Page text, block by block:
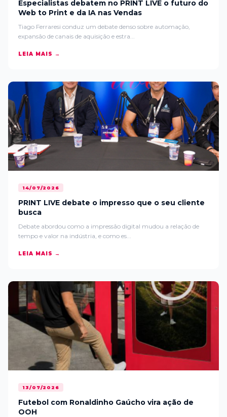
Especialistas debatem no PRINT LIVE o futuro do
Web to Print e da IA nas Vendas
Tiago Ferraresi conduz um debate denso sobre automação,
expansão de canais de aquisição e estra...
LEIA MAIS →
14/07/2026
PRINT LIVE debate o impresso que o seu cliente
busca
Debate abordou como a impressão digital mudou a relação de
tempo e valor na indústria, e como es...
LEIA MAIS →
13/07/2026
Futebol com Ronaldinho Gaúcho vira ação de
OOH